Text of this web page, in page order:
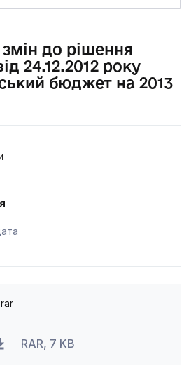
до рішення
24.12.2012 року
бюджет на 2013
RAR, 7 KB